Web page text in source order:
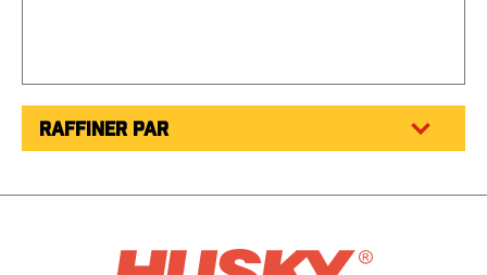
RAFFINER PAR